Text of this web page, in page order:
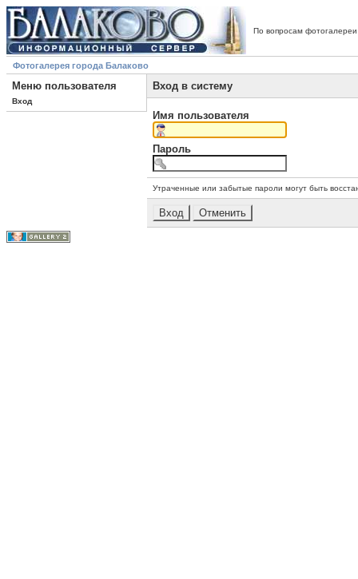
По вопросам
Фотогалерея города Балаково
Меню пользователя
Вход
Вход в систему
Имя пользователя
Пароль
Утраченные или забытые пароли могут быть